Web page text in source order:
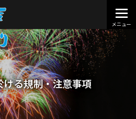
ける規制・注意事項